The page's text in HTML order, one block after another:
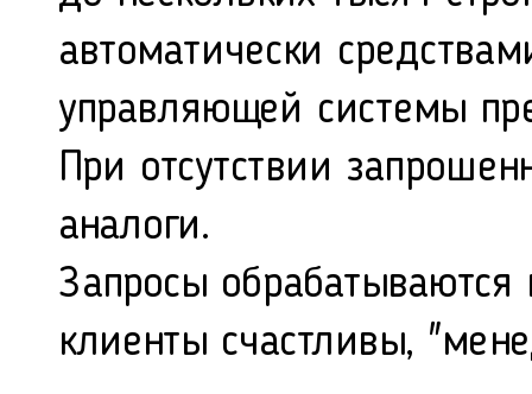
автоматически
управляющей системы
При отсутствии
аналоги.
Запросы
клиенты счастливы,